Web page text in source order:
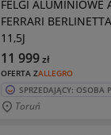
FELGI ALUMINIOWE
FERRARI
11,5J
OFERTA ZALLEGRO
11 999zł
SPRZEDAJĄCY: OSOBA
Toruń